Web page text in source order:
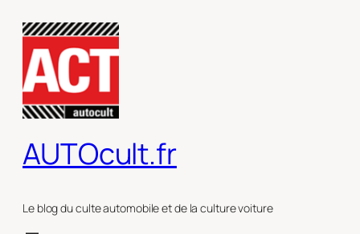
contenu
AUTOcult.fr
Le blog du culte automobile et de la culture voiture